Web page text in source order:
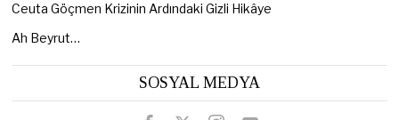
Ceuta Göçmen Krizinin Ardındaki Gizli Hikâye
Ah Beyrut…
SOSYAL MEDYA